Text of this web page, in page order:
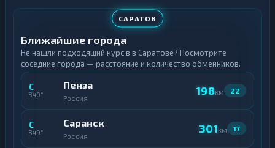
Ближайшие города
Не нашли подходящий курс в в Саратове? Посмотрите
соседние города — расстояние и количество обменников.
С
340°
Пенза
Россия
198км 22
С
349°
Саранск
Россия
301км 17
САРАТОВ